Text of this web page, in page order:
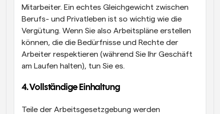
Mitarbeiter. Ein echtes Gleichgewicht zwischen
Berufs- und Privatleben ist so wichtig wie die
Vergütung. Wenn Sie also Arbeitspläne erstellen
können, die die Bedürfnisse und Rechte der
Arbeiter respektieren (während Sie Ihr Geschäft
am Laufen halten), tun Sie es.
4. Vollständige Einhaltung
Teile der Arbeitsgesetzgebung werden